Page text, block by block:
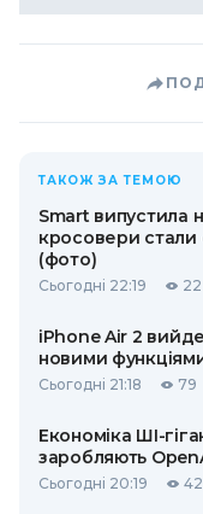
ТАКОЖ ЗА ТЕМОЮ
Smart випустила
кросовери
(фото)
Сьогодні 22:19 22
iPhone Air 2
новими
Сьогодні 21:18 79
Економіка ШІ-
заробляють
Сьогодні 20:19 42